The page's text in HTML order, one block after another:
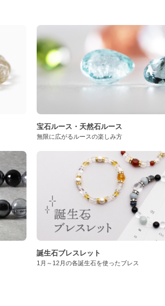
宝石ルース・天然石ルース
無限に広がるルースの楽しみ方
誕生石ブレスレット
1月～12月の各誕生石を使ったブレス